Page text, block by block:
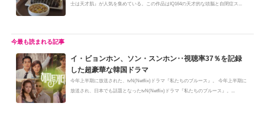
士は天才肌』が人気を集めている。この作品はIQ164の天才的な頭脳と自閉症ス...
イ・ビョンホン、ソン・スンホン‥視聴率37％を記録
した超豪華な韓国ドラマ
今年上半期に放送された、tvN(Netflix)ドラマ『私たちのブルース』。 今年上半期に
放送され、日本でも話題となったtvN(Netflix)ドラマ『私たちのブルース』。...